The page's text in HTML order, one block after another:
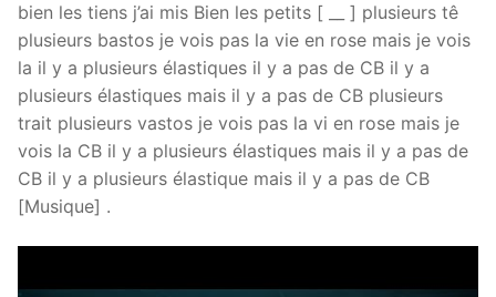
bien les tiens j’ai mis Bien les petits [ __ ] plusieurs tê
plusieurs bastos je vois pas la vie en rose mais je vois
la il y a plusieurs élastiques il y a pas de CB il y a
plusieurs élastiques mais il y a pas de CB plusieurs
trait plusieurs vastos je vois pas la vi en rose mais je
vois la CB il y a plusieurs élastiques mais il y a pas de
CB il y a plusieurs élastique mais il y a pas de CB
[Musique] .